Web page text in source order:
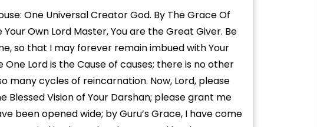
One Universal Creator God. By The Grace Of
Own Lord Master, You are the Great Giver. Be
so that I may forever remain imbued with Your
One Lord is the Cause of causes; there is no other
many cycles of reincarnation. Now, Lord, please
Vision of Your Darshan; please grant me
been opened wide; by Guru’s Grace, I have come